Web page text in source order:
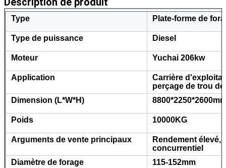
Type Plate-forme de
Type de puissance Diesel
Moteur Yuchai 206kw
Application
Carrière
perçage de trou
Dimension (L*W*H)
Poids 10000KG
Arguments de vente principaux
Rendement élevé,
concurrentiel
Diamètre de forage
115-152mm